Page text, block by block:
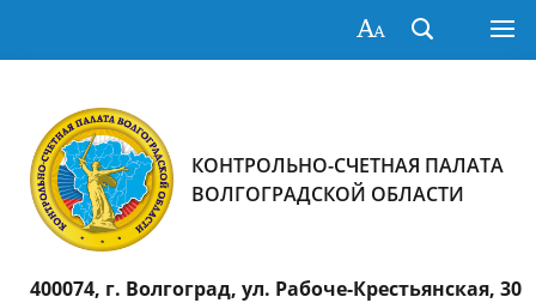
КОНТРОЛЬНО-СЧЕТНАЯ ПАЛАТА
ВОЛГОГРАДСКОЙ ОБЛАСТИ
400074, г. Волгоград, ул. Рабоче-Крестьянская, 30